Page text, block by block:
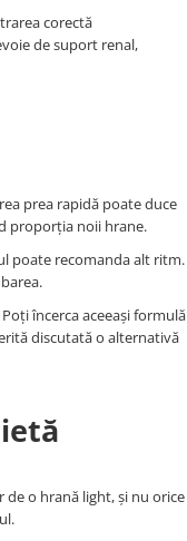
corectă
de suport renal,
prea rapidă poate duce
proporția noii hrane.
poate recomanda alt ritm.
încerca aceeași formulă
discutată o alternativă
de o hrană light, și nu orice